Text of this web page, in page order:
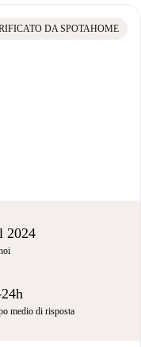
DA SPOTAHOME
2024
medio di risposta